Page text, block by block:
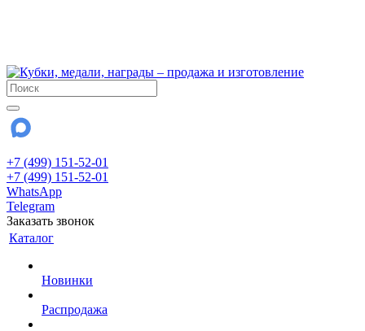
+7 (499) 151-52-01
+7 (499) 151-52-01
WhatsApp
Telegram
Заказать звонок
Каталог
Новинки
Распродажа